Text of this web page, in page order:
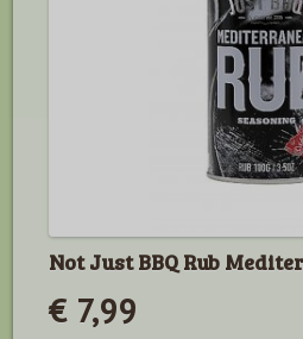
Not Just BBQ Rub
€ 7,99